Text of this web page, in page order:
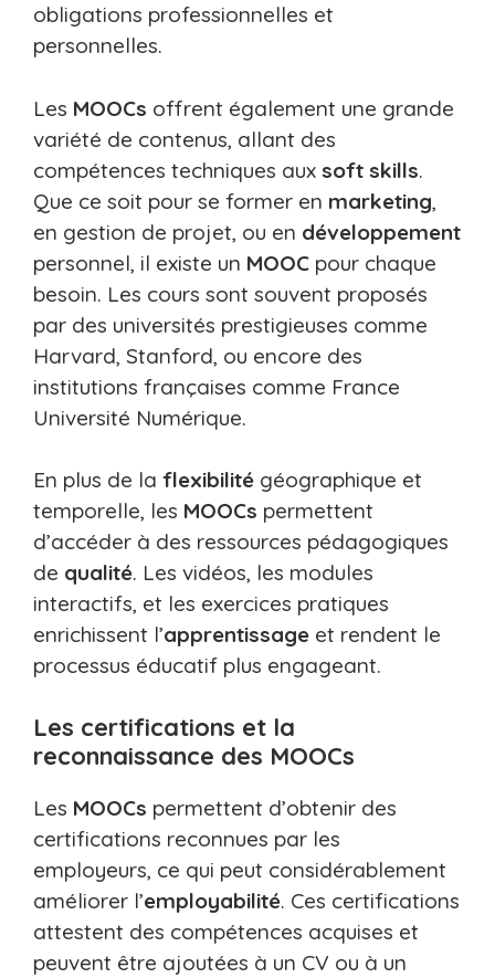
obligations professionnelles et
personnelles.
Les MOOCs offrent également une grande
variété de contenus, allant des
compétences techniques aux soft skills.
Que ce soit pour se former en marketing,
en gestion de projet, ou en développement
personnel, il existe un MOOC pour chaque
besoin. Les cours sont souvent proposés
par des universités prestigieuses comme
Harvard, Stanford, ou encore des
institutions françaises comme France
Université Numérique.
En plus de la flexibilité géographique et
temporelle, les MOOCs permettent
d’accéder à des ressources pédagogiques
de qualité. Les vidéos, les modules
interactifs, et les exercices pratiques
enrichissent l’apprentissage et rendent le
processus éducatif plus engageant.
Les certifications et la
reconnaissance des MOOCs
Les MOOCs permettent d’obtenir des
certifications reconnues par les
employeurs, ce qui peut considérablement
améliorer l’employabilité. Ces certifications
attestent des compétences acquises et
peuvent être ajoutées à un CV ou à un